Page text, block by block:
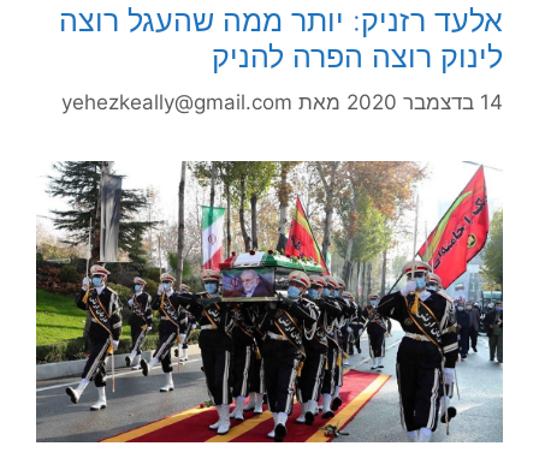
אלעד רזניק: יותר ממה שהעגל רוצה
לינוק רוצה הפרה להניק
14 בדצמבר 2020 מאת yehezkeally@gmail.com